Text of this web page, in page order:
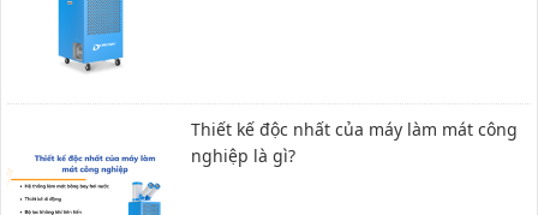
Thiết kế độc nhất của máy làm mát công
nghiệp là gì?